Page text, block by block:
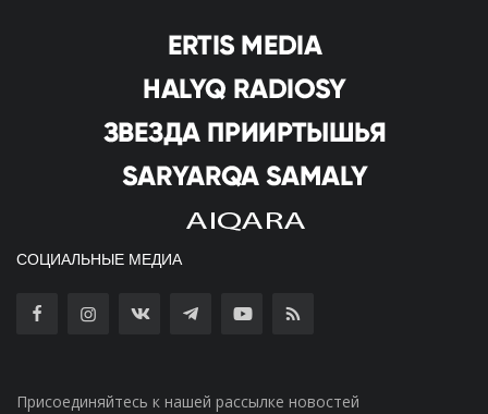
СОЦИАЛЬНЫЕ МЕДИА
Присоединяйтесь к нашей рассылке новостей